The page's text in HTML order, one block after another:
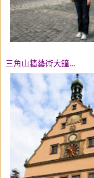
三角山牆藝術大鐘...